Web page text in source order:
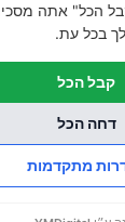
עלות משלוח
הכל" אתה
בכל עת.
קבל הכל
דחה הכל
מתקדמות